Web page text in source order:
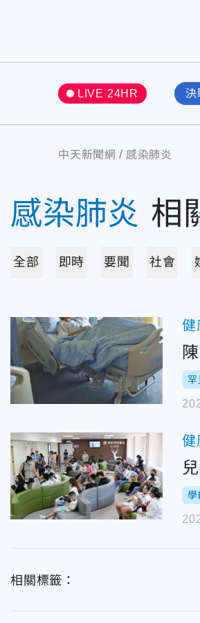
LIVE 24HR 決
中天新聞網 感染肺炎
感染肺炎 相
全部 即時 要聞 社會
健
罕
健
學
相關標籤：